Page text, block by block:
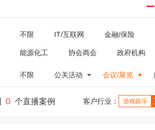
不限 IT/互联网 金融/保险
能源化工 协会商会 政府机构
不限 公关活动 会议/展览
0 个直播案例 客户行业： 游戏娱乐